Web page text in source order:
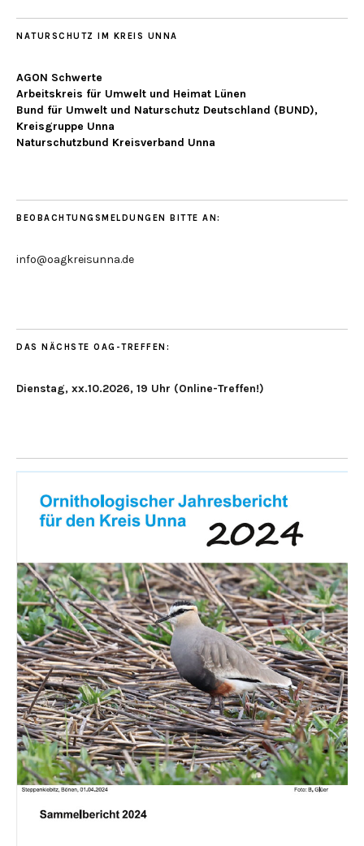
NATURSCHUTZ IM KREIS UNNA
AGON Schwerte
Arbeitskreis für Umwelt und Heimat Lünen
Bund für Umwelt und Naturschutz Deutschland (BUND),
Kreisgruppe Unna
Naturschutzbund Kreisverband Unna
BEOBACHTUNGSMELDUNGEN BITTE AN:
info@oagkreisunna.de
DAS NÄCHSTE OAG-TREFFEN:
Dienstag, xx.10.2026, 19 Uhr (Online-Treffen!)